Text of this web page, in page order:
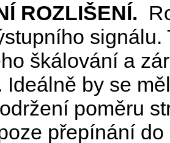
ROZLIŠENÍ.
škálování a
Ideálně by se
poměru
přepínání